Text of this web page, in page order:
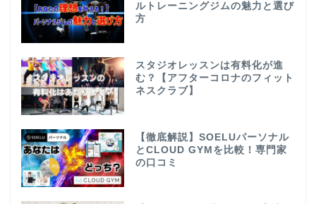
ルトレーニングジムの魅力と選び
方
スタジオレッスンは有料化が進
む？【アフターコロナのフィット
ネスクラブ】
【徹底解説】SOELUパーソナル
とCLOUD GYMを比較！専門家
の口コミ